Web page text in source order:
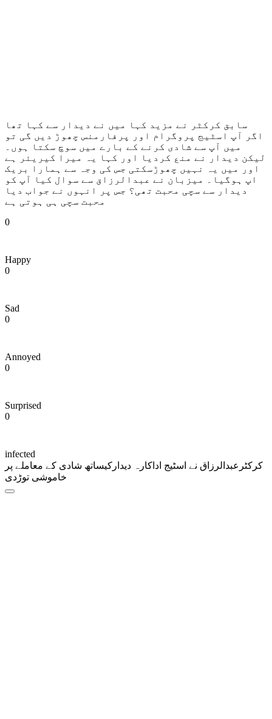
سابق کرکٹر نے مزید کہا میں نے دیدار سے کہا تھا
اگر آپ اسٹیج پروگرام اور پرفارمنس چھوڑ دیں گی تو
میں آپ سے شادی کرنے کے بارے میں سوچ سکتا ہوں۔
لیکن دیدار نے منع کردیا اور کہا یہ میرا کیریئر ہے
اور میں یہ نہیں چھوڑسکتی جس کی وجہ سے ہمارا بریک
اپ ہوگیا۔ میزبان نے عبدالرزاق سے سوال کیا آپ کو
دیدار سے سچی محبت تھی؟ جس پر انہوں نے جواب دیا
محبت سچی ہی ہوتی ہے
0
Happy
0
Sad
0
Annoyed
0
Surprised
0
infected
کرکٹرعبدالرزاق نے اسٹیج اداکارہ دیدارکیساتھ شادی کے معاملے پر
خاموشی توڑدی